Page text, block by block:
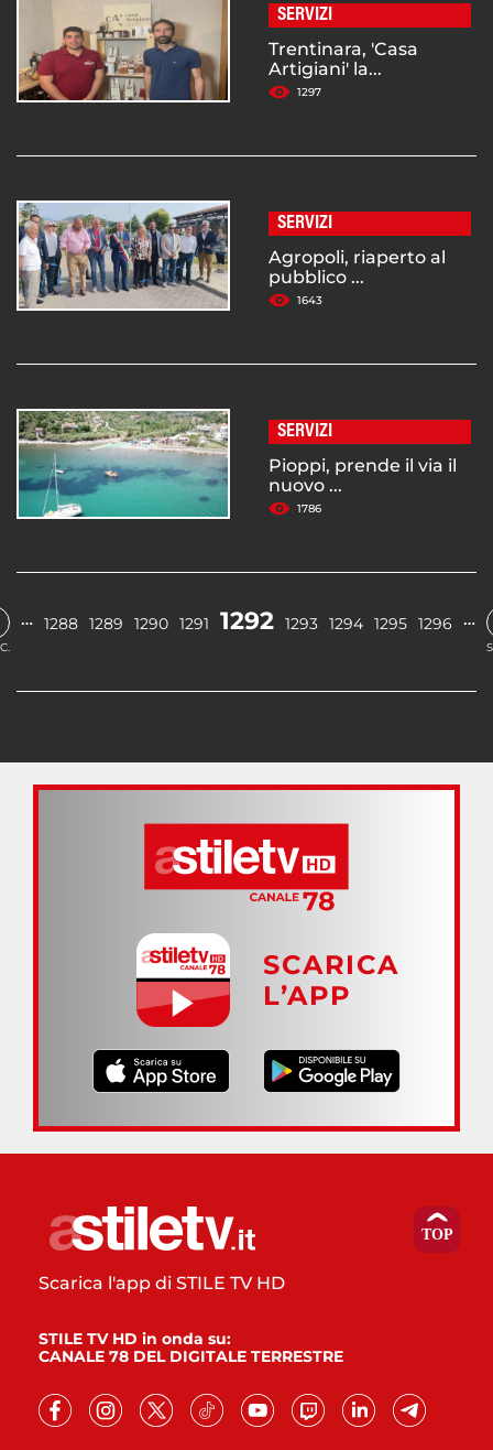
SERVIZI
Trentinara, 'Casa
Artigiani' la...
1297
SERVIZI
Agropoli, riaperto al
pubblico ...
1643
SERVIZI
Pioppi, prende il via il
nuovo ...
1786
… 1288 1289 1290 1291 1292 1293 1294 1295 1296 …
SCARICA
L’APP
Scarica l'app di STILE TV HD
STILE TV HD in onda su:
CANALE 78 DEL DIGITALE TERRESTRE